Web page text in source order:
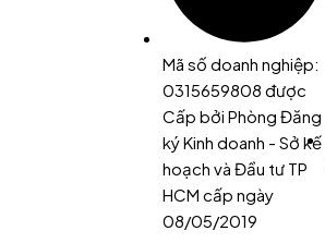
Mã số doanh nghiệp:
0315659808 được
Cấp bởi Phòng Đăng
ký Kinh doanh - Sở kế
hoạch và Đầu tư TP
HCM cấp ngày
08/05/2019